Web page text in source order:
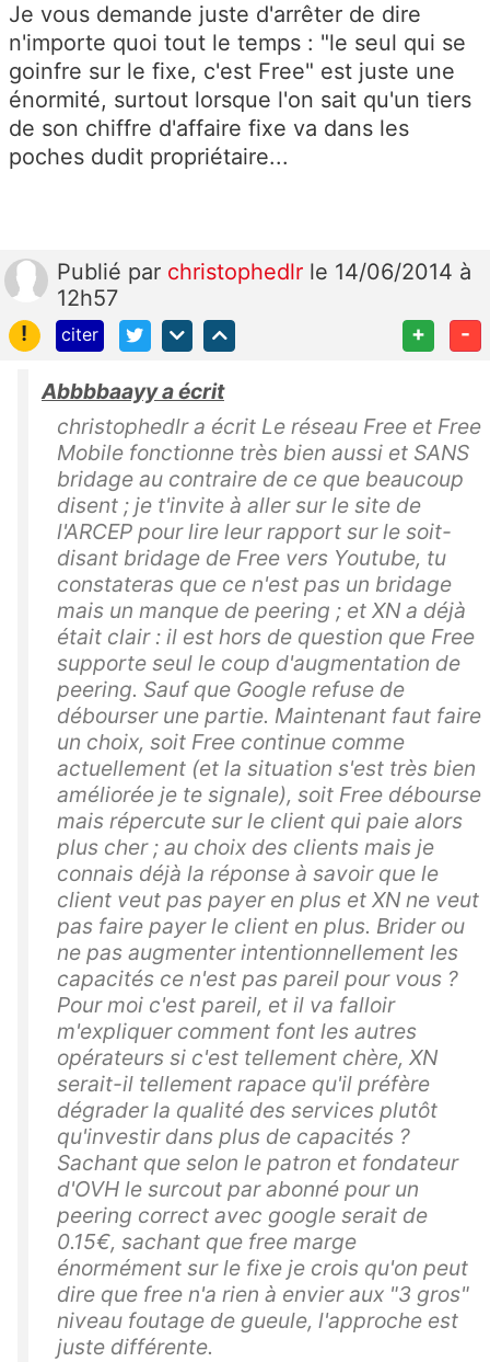
Je vous demande juste d'arrêter de dire
n'importe quoi tout le temps : "le seul qui se
goinfre sur le fixe, c'est Free" est juste une
énormité, surtout lorsque l'on sait qu'un tiers
de son chiffre d'affaire fixe va dans les
poches dudit propriétaire...
Publié par christophedlr le 14/06/2014 à
12h57
!
citer + -
Abbbbaayy a écrit
christophedlr a écrit Le réseau Free et Free
Mobile fonctionne très bien aussi et SANS
bridage au contraire de ce que beaucoup
disent ; je t'invite à aller sur le site de
l'ARCEP pour lire leur rapport sur le soit-
disant bridage de Free vers Youtube, tu
constateras que ce n'est pas un bridage
mais un manque de peering ; et XN a déjà
était clair : il est hors de question que Free
supporte seul le coup d'augmentation de
peering. Sauf que Google refuse de
débourser une partie. Maintenant faut faire
un choix, soit Free continue comme
actuellement (et la situation s'est très bien
améliorée je te signale), soit Free débourse
mais répercute sur le client qui paie alors
plus cher ; au choix des clients mais je
connais déjà la réponse à savoir que le
client veut pas payer en plus et XN ne veut
pas faire payer le client en plus. Brider ou
ne pas augmenter intentionnellement les
capacités ce n'est pas pareil pour vous ?
Pour moi c'est pareil, et il va falloir
m'expliquer comment font les autres
opérateurs si c'est tellement chère, XN
serait-il tellement rapace qu'il préfère
dégrader la qualité des services plutôt
qu'investir dans plus de capacités ?
Sachant que selon le patron et fondateur
d'OVH le surcout par abonné pour un
peering correct avec google serait de
0.15€, sachant que free marge
énormément sur le fixe je crois qu'on peut
dire que free n'a rien à envier aux "3 gros"
niveau foutage de gueule, l'approche est
juste différente.